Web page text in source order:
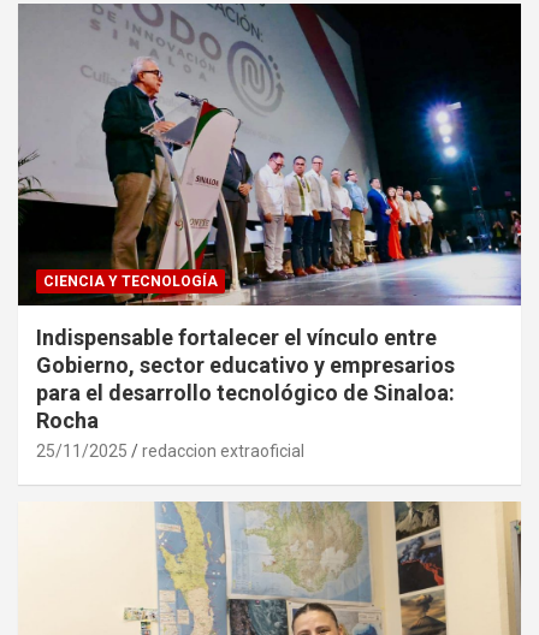
CIENCIA Y TECNOLOGÍA
Indispensable fortalecer el vínculo entre
Gobierno, sector educativo y empresarios
para el desarrollo tecnológico de Sinaloa:
Rocha
25/11/2025 redaccion extraoficial